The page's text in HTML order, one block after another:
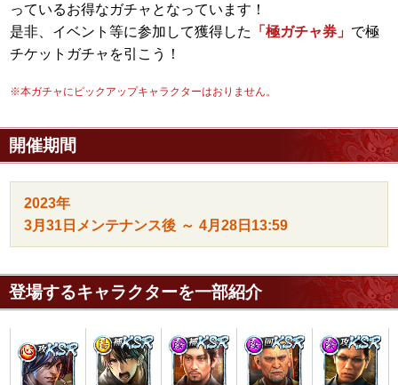
っているお得なガチャとなっています！
是非、イベント等に参加して獲得した
「極ガチャ券」 で極
チケットガチャを引こう！
※本ガチャにピックアップキャラクターはおりません。
開催期間
2023年
3月31日 メンテナンス後 ～ 4月28日 13:59
登場するキャラクターを一部紹介